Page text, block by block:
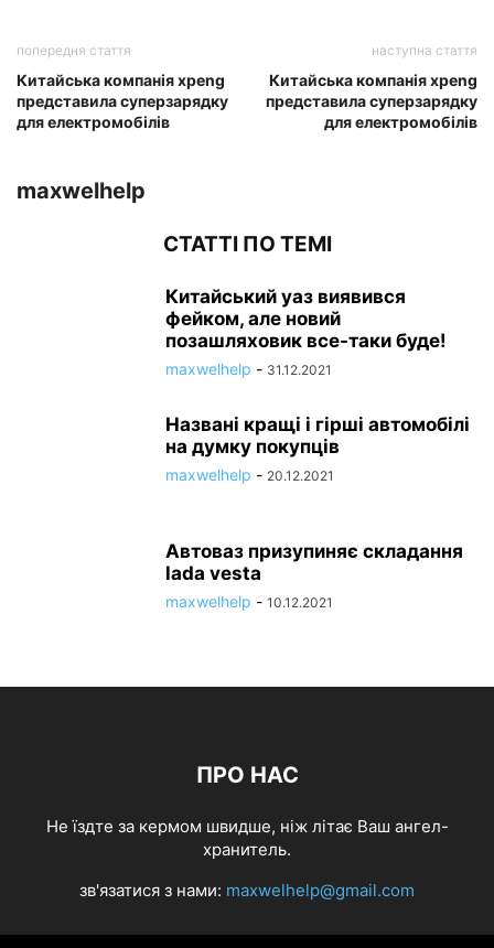
попередня стаття
Китайська компанія xpeng
представила суперзарядку
для електромобілів
наступна стаття
Китайська компанія xpeng
представила суперзарядку
для електромобілів
maxwelhelp
СТАТТІ ПО ТЕМІ
Китайський уаз виявився
фейком, але новий
позашляховик все-таки буде!
maxwelhelp - 31.12.2021
Названі кращі і гірші автомобілі
на думку покупців
maxwelhelp - 20.12.2021
Автоваз призупиняє складання
lada vesta
maxwelhelp - 10.12.2021
ПРО НАС
Не їздте за кермом швидше, ніж літає Ваш ангел-
хранитель.
зв'язатися з нами: maxwelhelp@gmail.com